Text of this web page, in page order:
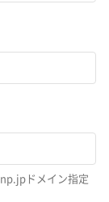
ドメイン指定